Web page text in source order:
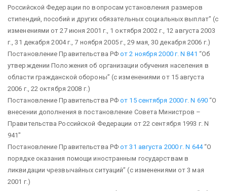
Российской Федерации по вопросам установления размеров
стипендий, пособий и других обязательных социальных выплат” (с
изменениями от 27 июня 2001 г., 1 октября 2002 г., 12 августа 2003
г., 31 декабря 2004 г., 7 ноября 2005 г., 29 мая, 30 декабря 2006 г.)
Постановление Правительства РФот 2 ноября 2000 г. N 841 “Об
утверждении Положения об организации обучения населения в
области гражданской обороны” (с изменениями от 15 августа
2006 г., 22 октября 2008 г.)
Постановление Правительства РФот 15 сентября 2000 г. N 690“О
внесении дополнения в постановление Совета Министров –
Правительства Российской Федерации от 22 сентября 1993 г. N
941″
Постановление Правительства РФот 31 августа 2000 г. N 644“О
порядке оказания помощи иностранным государствам в
ликвидации чрезвычайных ситуаций” (с изменениями от 3 мая
2001 г.)